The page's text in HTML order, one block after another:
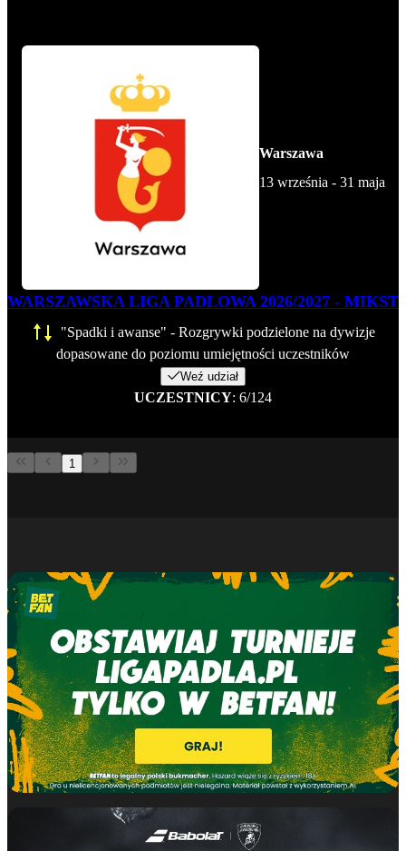
Warszawa
13 września - 31 maja
WARSZAWSKA LIGA PADLOWA 2026/2027 - MIKST
"Spadki i awanse" - Rozgrywki podzielone na dywizje
dopasowane do poziomu umiejętności uczestników
Weź udział
UCZESTNICY: 6/124
1